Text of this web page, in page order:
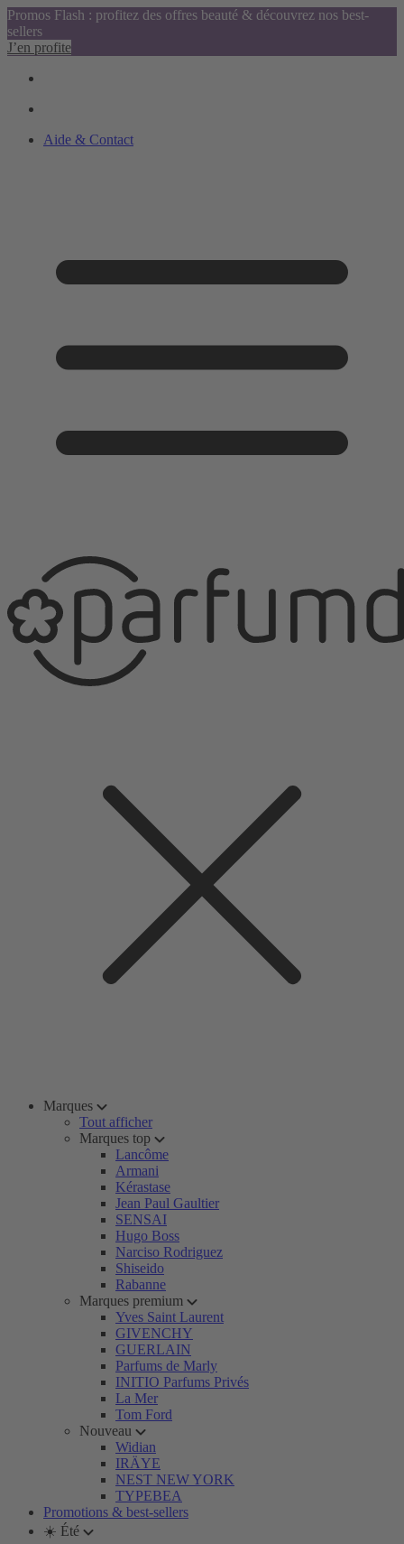
Promos Flash : profitez des offres beauté & découvrez nos best-
sellers
J’en profite
Aide & Contact
Marques
Tout afficher
Marques top
Lancôme
Armani
Kérastase
Jean Paul Gaultier
SENSAI
Hugo Boss
Narciso Rodriguez
Shiseido
Rabanne
Marques premium
Yves Saint Laurent
GIVENCHY
GUERLAIN
Parfums de Marly
INITIO Parfums Privés
La Mer
Tom Ford
Nouveau
Widian
IRÄYE
NEST NEW YORK
TYPEBEA
Promotions & best-sellers
☀️ Été